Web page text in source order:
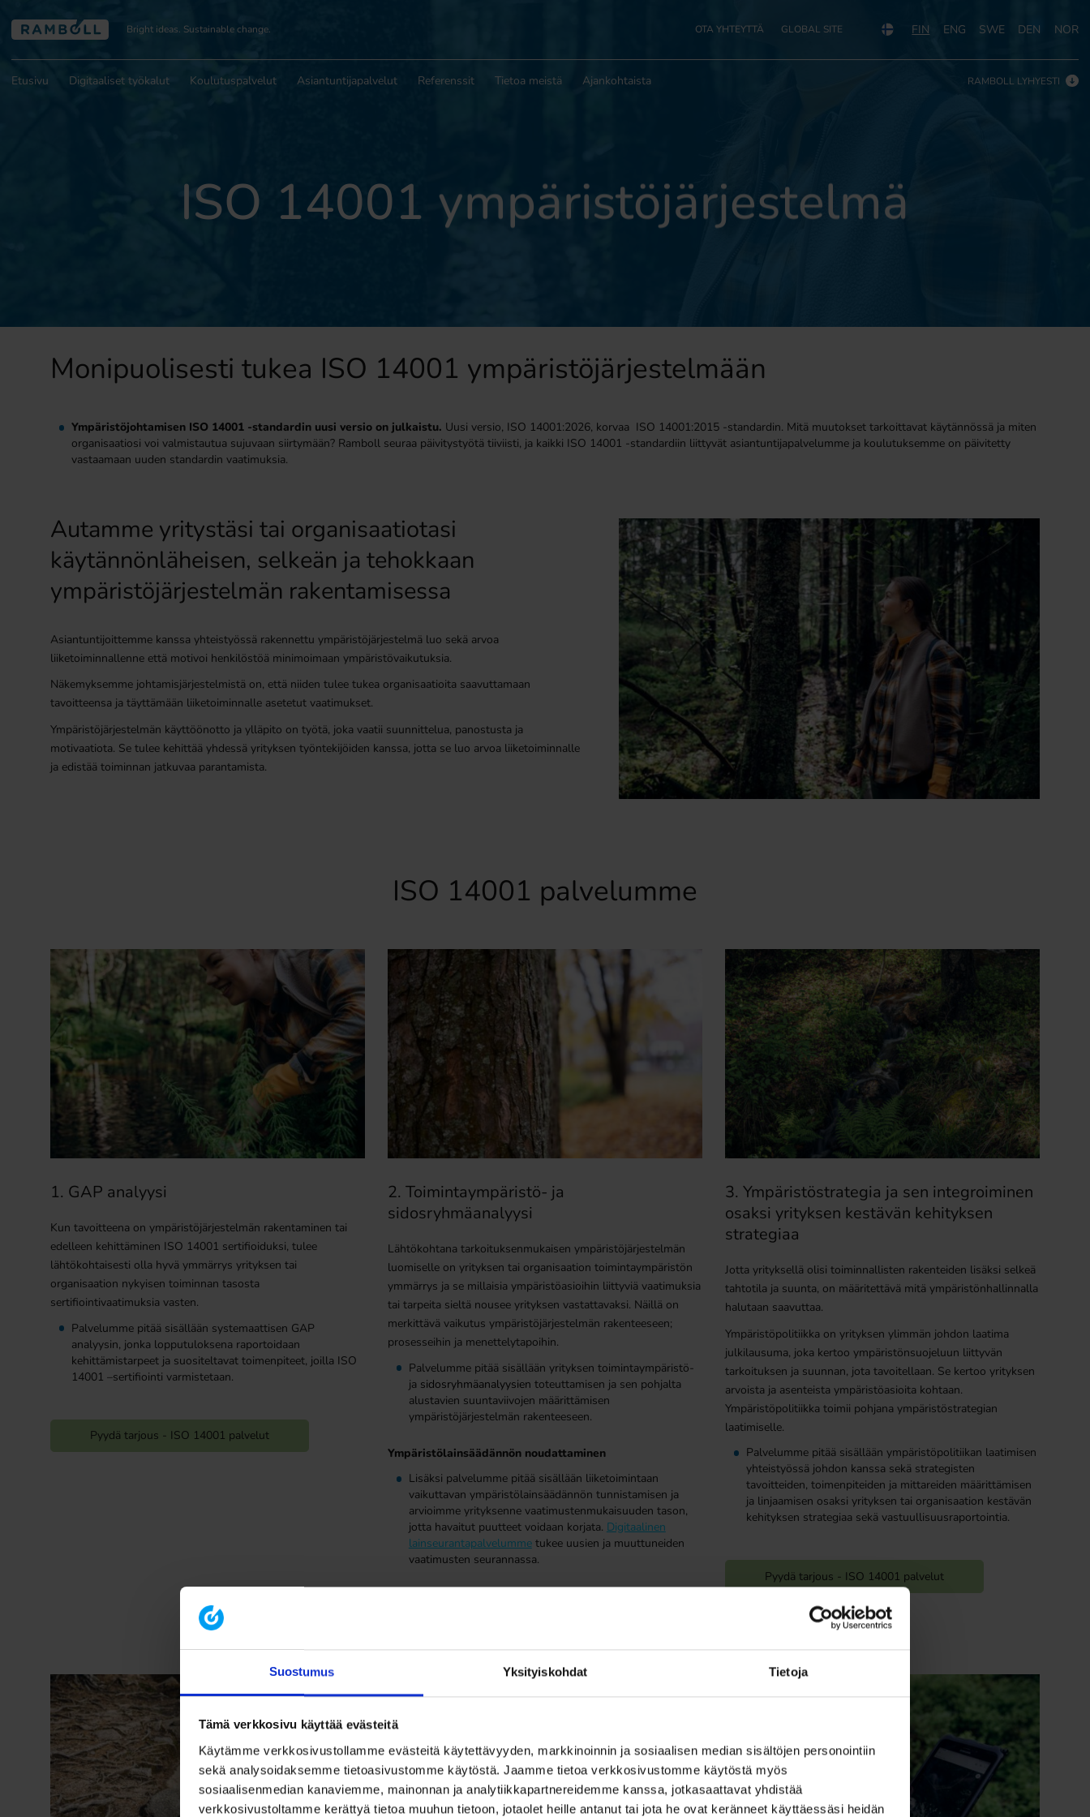
Suostumus Yksityiskohdat Tietoja
Tämä verkkosivu käyttää evästeitä
Käytämme verkkosivustollamme evästeitä käytettävyyden, markkinoinnin ja sosiaalisen median sisältöjen personointiin
sekä analysoidaksemme tietoasivustomme käytöstä. Jaamme tietoa verkkosivustomme käytöstä myös
sosiaalisenmedian kanaviemme, mainonnan ja analytiikkapartnereidemme kanssa, jotkasaattavat yhdistää
verkkosivustoltamme kerättyä tietoa muuhun tietoon, jotaolet heille antanut tai jota he ovat keränneet käyttäessäsi heidän
Bright ideas. Sustainable change. OTA YHTEYTTÄ GLOBAL SITE FIN ENG SWE DEN NOR
Etusivu Digitaaliset työkalut Koulutuspalvelut Asiantuntijapalvelut Referenssit Tietoa meistä Ajankohtaista RAMBOLL LYHYESTI
ISO 14001 ympäristöjärjestelmä
Monipuolisesti tukea ISO 14001 ympäristöjärjestelmään
Ympäristöjohtamisen ISO 14001 -standardin uusi versio on julkaistu. Uusi versio, ISO 14001:2026, korvaa ISO 14001:2015 -standardin. Mitä muutokset tarkoittavat käytännössä ja miten
organisaatiosi voi valmistautua sujuvaan siirtymään? Ramboll seuraa päivitystyötä tiiviisti, ja kaikki ISO 14001 -standardiin liittyvät asiantuntijapalvelumme ja koulutuksemme on päivitetty
vastaamaan uuden standardin vaatimuksia.
Autamme yritystäsi tai organisaatiotasi
käytännönläheisen, selkeän ja tehokkaan
ympäristöjärjestelmän rakentamisessa
Asiantuntijoittemme kanssa yhteistyössä rakennettu ympäristöjärjestelmä luo sekä arvoa
liiketoiminnallenne että motivoi henkilöstöä minimoimaan ympäristövaikutuksia.
Näkemyksemme johtamisjärjestelmistä on, että niiden tulee tukea organisaatioita saavuttamaan
tavoitteensa ja täyttämään liiketoiminnalle asetetut vaatimukset.
Ympäristöjärjestelmän käyttöönotto ja ylläpito on työtä, joka vaatii suunnittelua, panostusta ja
motivaatiota. Se tulee kehittää yhdessä yrityksen työntekijöiden kanssa, jotta se luo arvoa liiketoiminnalle
ja edistää toiminnan jatkuvaa parantamista.
ISO 14001 palvelumme
1. GAP analyysi
Kun tavoitteena on ympäristöjärjestelmän rakentaminen tai
edelleen kehittäminen ISO 14001 sertifioiduksi, tulee
lähtökohtaisesti olla hyvä ymmärrys yrityksen tai
organisaation nykyisen toiminnan tasosta
sertifiointivaatimuksia vasten.
Palvelumme pitää sisällään systemaattisen GAP
analyysin, jonka lopputuloksena raportoidaan
kehittämistarpeet ja suositeltavat toimenpiteet, joilla ISO
14001 –sertifiointi varmistetaan.
Pyydä tarjous - ISO 14001 palvelut
2. Toimintaympäristö- ja
sidosryhmäanalyysi
Lähtökohtana tarkoituksenmukaisen ympäristöjärjestelmän
luomiselle on yrityksen tai organisaation toimintaympäristön
ymmärrys ja se millaisia ympäristöasioihin liittyviä vaatimuksia
tai tarpeita sieltä nousee yrityksen vastattavaksi. Näillä on
merkittävä vaikutus ympäristöjärjestelmän rakenteeseen;
prosesseihin ja menettelytapoihin.
Palvelumme pitää sisällään yrityksen toimintaympäristö-
ja sidosryhmäanalyysien toteuttamisen ja sen pohjalta
alustavien suuntaviivojen määrittämisen
ympäristöjärjestelmän rakenteeseen.
Ympäristölainsäädännön noudattaminen
Lisäksi palvelumme pitää sisällään liiketoimintaan
vaikuttavan ympäristölainsäädännön tunnistamisen ja
arvioimme yrityksenne vaatimustenmukaisuuden tason,
jotta havaitut puutteet voidaan korjata. Digitaalinen
lainseurantapalvelummetukee uusien ja muuttuneiden
vaatimusten seurannassa.
3. Ympäristöstrategia ja sen integroiminen
osaksi yrityksen kestävän kehityksen
strategiaa
Jotta yrityksellä olisi toiminnallisten rakenteiden lisäksi selkeä
tahtotila ja suunta, on määritettävä mitä ympäristönhallinnalla
halutaan saavuttaa.
Ympäristöpolitiikka on yrityksen ylimmän johdon laatima
julkilausuma, joka kertoo ympäristönsuojeluun liittyvän
tarkoituksen ja suunnan, jota tavoitellaan. Se kertoo yrityksen
arvoista ja asenteista ympäristöasioita kohtaan.
Ympäristöpolitiikka toimii pohjana ympäristöstrategian
laatimiselle.
Palvelumme pitää sisällään ympäristöpolitiikan laatimisen
yhteistyössä johdon kanssa sekä strategisten
tavoitteiden, toimenpiteiden ja mittareiden määrittämisen
ja linjaamisen osaksi yrityksen tai organisaation kestävän
kehityksen strategiaa sekä vastuullisuusraportointia.
Pyydä tarjous - ISO 14001 palvelut